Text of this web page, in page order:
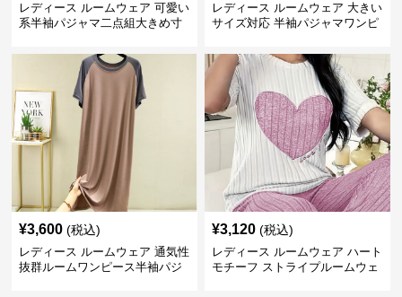
レディース ルームウェア 可愛い
系半袖パジャマ二点組大きめ寸
レディース ルームウェア 大きい
サイズ対応 半袖パジャマワンピ
¥3,600 (税込)
レディース ルームウェア 通気性
抜群ルームワンピース半袖パジ
¥3,120 (税込)
レディース ルームウェア ハート
モチーフ ストライプルームウェ